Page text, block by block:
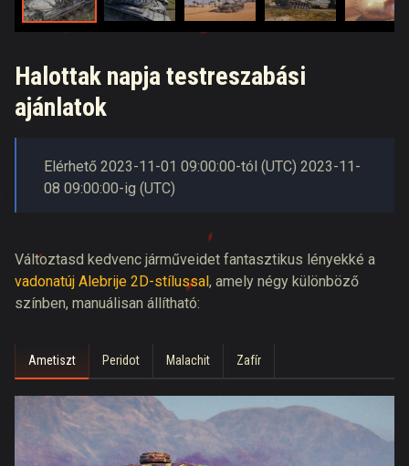
Halottak napja testreszabási
ajánlatok
Elérhető 2023-11-01 09:00:00-tól (UTC) 2023-11-
08 09:00:00-ig (UTC)
Változtasd kedvenc járműveidet fantasztikus lényekké a
vadonatúj Alebrije 2D-stílussal, amely négy különböző
színben, manuálisan állítható:
Ametiszt Peridot Malachit Zafír